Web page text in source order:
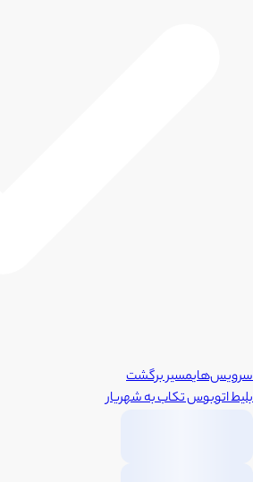
سرویس‌هایمسیر برگشت
بلیط اتوبوستکاببهشهریار